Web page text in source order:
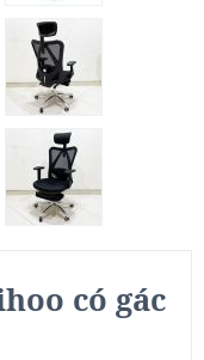
có gác